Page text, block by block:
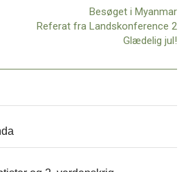
Besøget i Myanmar
Referat fra Landskonference 2
Glædelig jul!